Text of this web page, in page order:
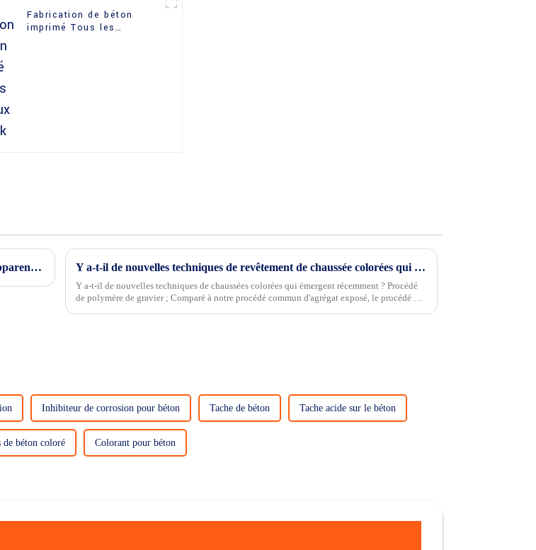
Fabrication de béton
imprimé Tous les
Les applications polyvalentes du béton perméable à granulats apparents dans les paysages urbains modernes Y a-t-il de nouvelles techniques de revêtement de chaussée colorées qui apparaissent récemment ?
Y a-t-il de nouvelles techniques de chaussées colorées qui émergent récemment ? Procédé
de polymère de gravier ; Comparé à notre procédé commun d'agrégat exposé, le procédé de
Inhibiteur de corrosion pour béton Tache de béton Tache acide sur le béton
de béton coloré Colorant pour béton